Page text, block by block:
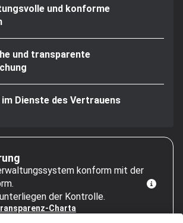
und konforme
und transparente
im Dienste des Vertrauens
konform mit der
der Kontrolle.
Charta